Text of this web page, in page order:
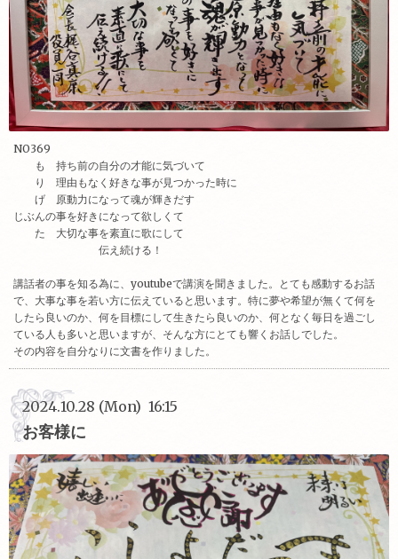
NO369
も 持ち前の自分の才能に気づいて
り 理由もなく好きな事が見つかった時に
げ 原動力になって魂が輝きだす
じぶんの事を好きになって欲しくて
た 大切な事を素直に歌にして
伝え続ける！
講話者の事を知る為に、youtubeで講演を聞きました。とても感動するお話
で、大事な事を若い方に伝えていると思います。特に夢や希望が無くて何を
したら良いのか、何を目標にして生きたら良いのか、何となく毎日を過ごし
ている人も多いと思いますが、そんな方にとても響くお話しでした。
その内容を自分なりに文書を作りました。
2024.10.28 (Mon) 16:15
お客様に